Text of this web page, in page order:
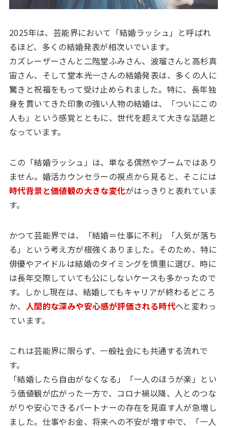
2025年は、芸能界において「結婚ラッシュ」と呼ばれ
るほど、多くの結婚発表が相次いでいます。
カズレーザーさんと二階堂ふみさん、波瑠さんと高杉真
宙さん、そして堂本光一さんの結婚発表は、多くの人に
驚きと祝福をもって受け止められました。特に、長年独
身を貫いてきた印象の強い人物の結婚は、「ついにこの
人も」という感覚とともに、世代を超えて大きな話題と
なっています。
この「結婚ラッシュ」は、単なる偶然やブームではあり
ません。婚活カウンセラーの視点から見ると、そこには
時代背景と価値観の大きな変化がはっきりと表れていま
す。
かつて芸能界では、「結婚＝仕事に不利」「人気が落ち
る」という考え方が根強くありました。そのため、特に
俳優やアイドルは結婚のタイミングを慎重に選び、時に
は長年交際していても公にしないケースも多かったので
す。しかし現在は、結婚してもキャリアが終わるどころ
か、 人間的な深みや安心感が評価される時代へと変わっ
ています。
これは芸能界に限らず、一般社会にも共通する流れで
す。
「結婚したら自由がなくなる」「一人のほうが楽」とい
う価値観が広がった一方で、コロナ禍以降、人とのつな
がりや安心できるパートナーの存在を見直す人が急増し
ました。仕事やお金、将来への不安が増す中で、「一人